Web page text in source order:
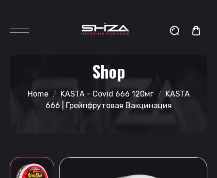
Shop
Home KASTA - Covid 666 120мг
KASTA
666 | Грейпфрутовая Вакцинация